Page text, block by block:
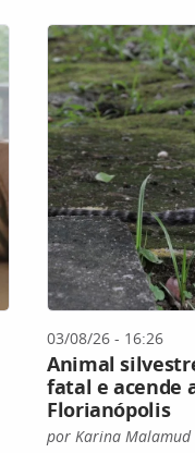
03/08/26 - 16:26
Animal
fatal e acende
Florianópolis
por Karina Malamud